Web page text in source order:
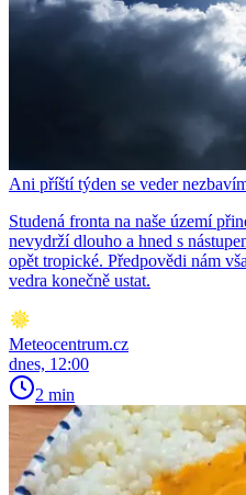
Ani příští týden se veder
Studená fronta na naše území
nevydrží dlouho a hned s
opět tropické. Předpovědi nám
vedra konečně ustat.
Meteocentrum.cz
dnes, 12:00
2 min